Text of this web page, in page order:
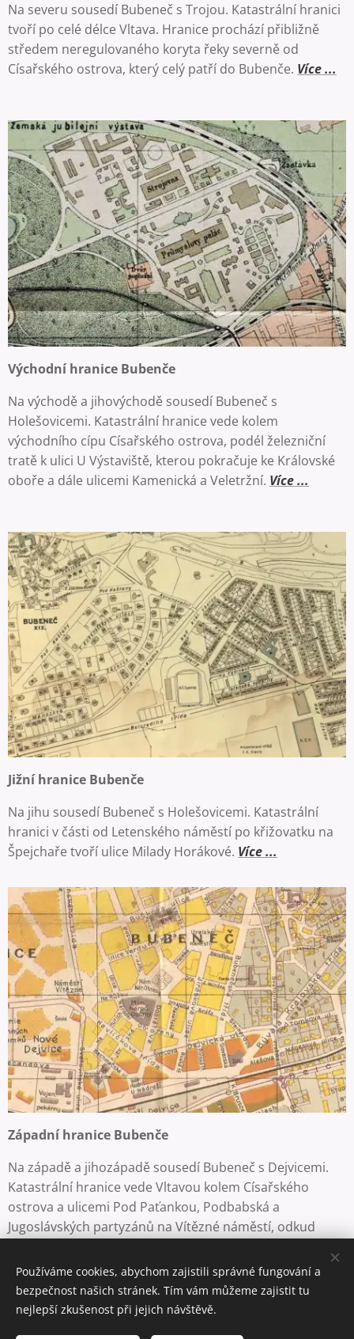
Na severu sousedí Bubeneč s Trojou. Katastrální hranici
tvoří po celé délce Vltava. Hranice prochází přibližně
středem neregulovaného koryta řeky severně od
Císařského ostrova, který celý patří do Bubenče. Více ...
Východní hranice Bubenče
Na východě a jihovýchodě sousedí Bubeneč s
Holešovicemi. Katastrální hranice vede kolem
východního cípu Císařského ostrova, podél železniční
tratě k ulici U Výstaviště, kterou pokračuje ke Královské
oboře a dále ulicemi Kamenická a Veletržní. Více ...
Jižní hranice Bubenče
Na jihu sousedí Bubeneč s Holešovicemi. Katastrální
hranici v části od Letenského náměstí po křižovatku na
Špejchaře tvoří ulice Milady Horákové. Více ...
Západní hranice Bubenče
Na západě a jihozápadě sousedí Bubeneč s Dejvicemi.
Katastrální hranice vede Vltavou kolem Císařského
ostrova a ulicemi Pod Paťankou, Podbabská a
Jugoslávských partyzánů na Vítězné náměstí, odkud
Používáme cookies, abychom zajistili správné fungování a
bezpečnost našich stránek. Tím vám můžeme zajistit tu
nejlepší zkušenost při jejich návštěvě.